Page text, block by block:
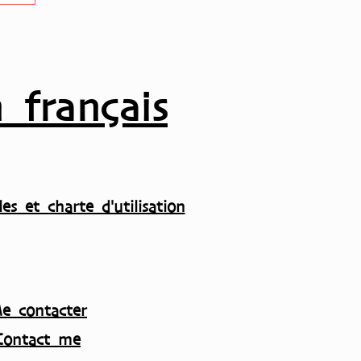
français
et charte d'utilisation
contacter
me